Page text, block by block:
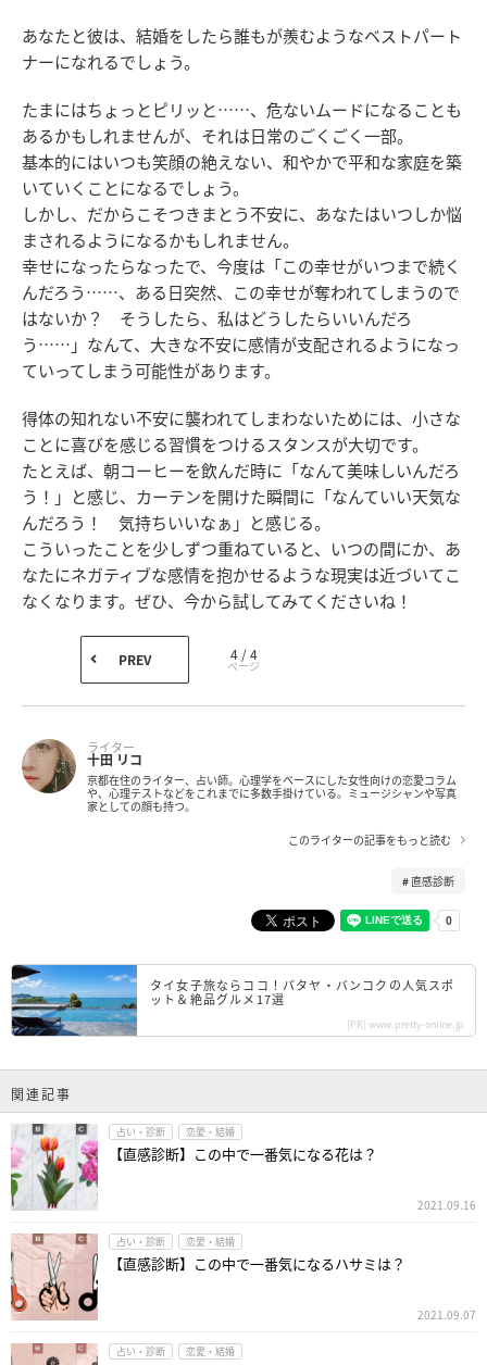
あなたと彼は、結婚をしたら誰もが羨むようなベストパート
ナーになれるでしょう。
たまにはちょっとピリッと……、危ないムードになることも
あるかもしれませんが、それは日常のごくごく一部。
基本的にはいつも笑顔の絶えない、和やかで平和な家庭を築
いていくことになるでしょう。
しかし、だからこそつきまとう不安に、あなたはいつしか悩
まされるようになるかもしれません。
幸せになったらなったで、今度は「この幸せがいつまで続く
んだろう……、ある日突然、この幸せが奪われてしまうので
はないか？ そうしたら、私はどうしたらいいんだろ
う……」なんて、大きな不安に感情が支配されるようになっ
ていってしまう可能性があります。
得体の知れない不安に襲われてしまわないためには、小さな
ことに喜びを感じる習慣をつけるスタンスが大切です。
たとえば、朝コーヒーを飲んだ時に「なんて美味しいんだろ
う！」と感じ、カーテンを開けた瞬間に「なんていい天気な
んだろう！ 気持ちいいなぁ」と感じる。
こういったことを少しずつ重ねていると、いつの間にか、あ
なたにネガティブな感情を抱かせるような現実は近づいてこ
なくなります。ぜひ、今から試してみてくださいね！
PREV 4 / 4
ライター
十田 リコ
京都在住のライター、占い師。心理学をベースにした女性向けの恋愛コラム
や、心理テストなどをこれまでに多数手掛けている。ミュージシャンや写真
家としての顔も持つ。
このライターの記事をもっと読む
直感診断
タイ女子旅ならココ！パタヤ・バンコクの人気スポ
ット＆絶品グルメ17選
[PR] www.pretty-online.jp
関連記事
占い・診断 恋愛・結婚
【直感診断】この中で一番気になる花は？
2021.09.16
占い・診断 恋愛・結婚
【直感診断】この中で一番気になるハサミは？
2021.09.07
占い・診断 恋愛・結婚